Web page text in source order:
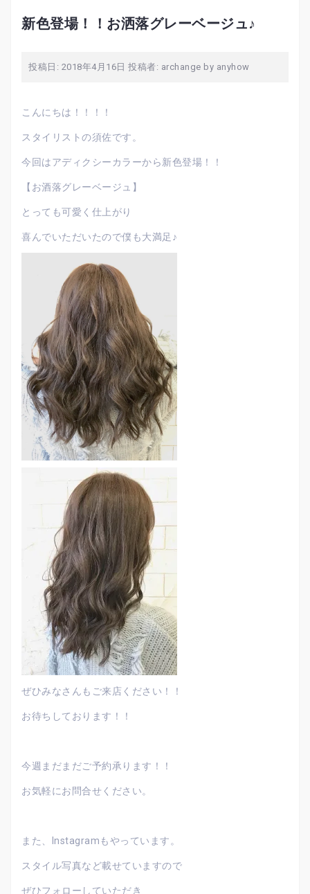
新色登場！！お洒落グレーベージュ♪
投稿日: 2018年4月16日 投稿者: archange by anyhow
こんにちは！！！！
スタイリストの須佐です。
今回はアディクシーカラーから新色登場！！
【お酒落グレーベージュ】
とっても可愛く仕上がり
喜んでいただいたので僕も大満足♪
ぜひみなさんもご来店ください！！
お待ちしております！！
今週まだまだご予約承ります！！
お気軽にお問合せください。
また、Instagramもやっています。
スタイル写真など載せていますので
ぜひフォローしていただき